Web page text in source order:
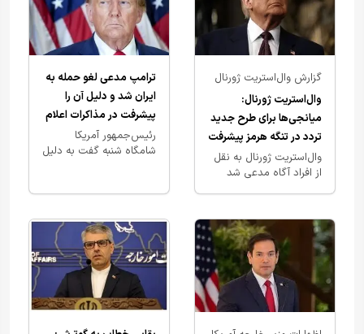
گزارش وال‌استریت ژورنال
درباره تلاش‌ها برای
بازگشایی تنگه هرمز
وال‌استریت ژورنال:
میانجی‌ها برای طرح جدید
تردد در تنگه هرمز پیشرفت
کرده‌اند
وال‌استریت ژورنال به نقل
از افراد آگاه مدعی شد
ایران خودداری کرده که…
ترامپ مدعی لغو حمله به
ایران شد و دلیل آن را
پیشرفت در مذاکرات اعلام
کرد
رئیس‌جمهور آمریکا
شامگاه شنبه گفت به دلیل
به ایران را لغو کرده است.